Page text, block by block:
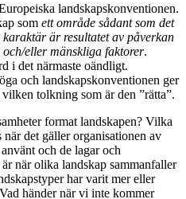
landskapskonventionen.
som ett område sådant som det
är resultatet av påverkan
eller mänskliga faktorer.
i det närmaste oändligt.
och landskapskonventionen ger
tolkning som är den ”rätta”.
format landskapen? Vilka
det gäller organisationen av
och de lagar och
när olika landskap sammanfaller
har varit mer eller
händer när vi inte kommer